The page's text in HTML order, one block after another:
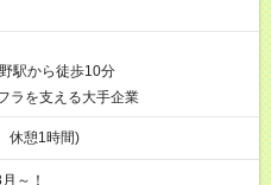
駅から徒歩10分
ラを支える大手企業
休憩1時間)
～！